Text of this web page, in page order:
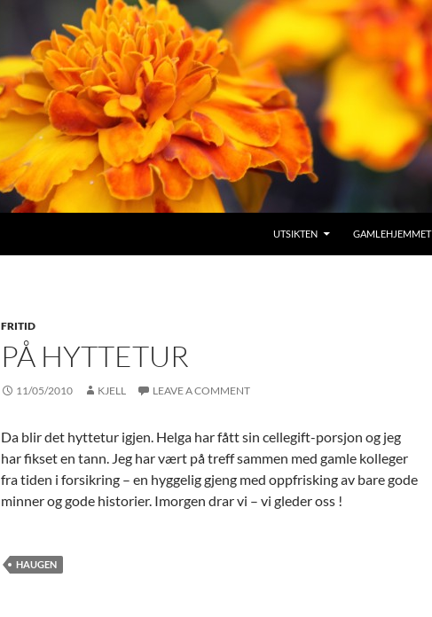
UTSIKTEN
GAMLEHJEMMET
FRITID
PÅ HYTTETUR
11/05/2010 KJELL LEAVE A COMMENT
Da blir det hyttetur igjen. Helga har fått sin cellegift-porsjon og jeg
har fikset en tann. Jeg har vært på treff sammen med gamle kolleger
fra tiden i forsikring – en hyggelig gjeng med oppfrisking av bare gode
minner og gode historier. Imorgen drar vi – vi gleder oss !
HAUGEN